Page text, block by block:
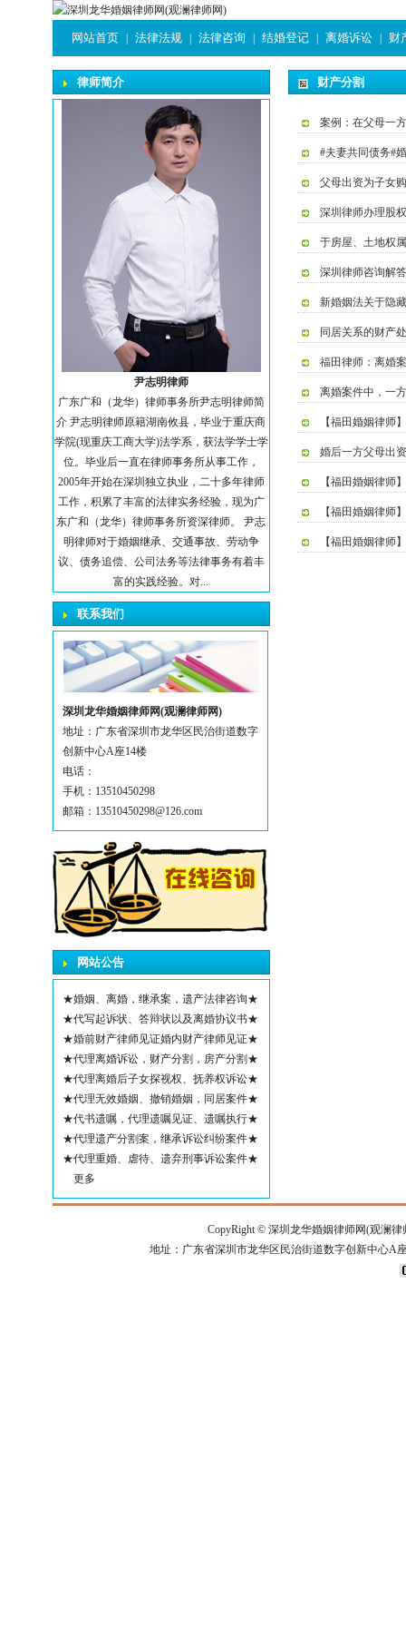
网站首页 法律法规 法律咨询 结婚登记 离婚诉讼 财
律师简介
尹志明律师
广东广和（龙华）律师事务所尹志明律师简
介 尹志明律师原籍湖南攸县，毕业于重庆商
学院(现重庆工商大学)法学系，获法学学士学
位。毕业后一直在律师事务所从事工作，
2005年开始在深圳独立执业，二十多年律师
工作，积累了丰富的法律实务经验，现为广
东广和（龙华）律师事务所资深律师。 尹志
明律师对于婚姻继承、交通事故、劳动争
议、债务追偿、公司法务等法律事务有着丰
富的实践经验。对...
联系我们
深圳龙华婚姻律师网(观澜律师网)
地址：广东省深圳市龙华区民治街道数字
创新中心A座14楼
电话：
手机：13510450298
邮箱：13510450298@126.com
网站公告
★婚姻、离婚，继承案，遗产法律咨询★
★代写起诉状、答辩状以及离婚协议书★
★婚前财产律师见证婚内财产律师见证★
★代理离婚诉讼，财产分割，房产分割★
★代理离婚后子女探视权、抚养权诉讼★
★代理无效婚姻、撤销婚姻，同居案件★
★代书遗嘱，代理遗嘱见证、遗嘱执行★
★代理遗产分割案，继承诉讼纠纷案件★
★代理重婚、虐待、遗弃刑事诉讼案件★
更多
财产分割
案例：在父母一
#夫妻共同债务#
父母出资为子女
深圳律师办理股
于房屋、土地权
深圳律师咨询解
新婚姻法关于隐
同居关系的财产
福田律师：离婚
离婚案件中，一
【福田婚姻律师
婚后一方父母出
【福田婚姻律师
【福田婚姻律师
【福田婚姻律师
CopyRight © 深圳龙华婚姻律师网(观澜律
地址：广东省深圳市龙华区民治街道数字创新中心